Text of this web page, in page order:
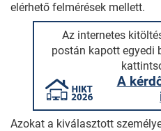
elérhető felmérések mellett.
Az internetes
postán kapott egyedi
A
Azokat a kiválasztott